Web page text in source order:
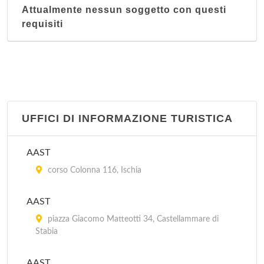
Attualmente nessun soggetto con questi
requisiti
UFFICI DI INFORMAZIONE TURISTICA
AAST
corso Colonna 116, Ischia
AAST
piazza Giacomo Matteotti 34, Castellammare di
Stabia